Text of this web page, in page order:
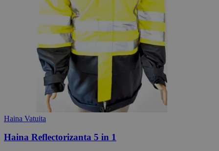
Haina Vatuita
Haina Reflectorizanta 5 in 1